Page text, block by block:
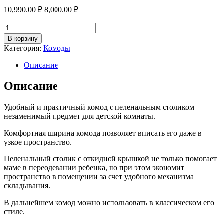
10,990.00₽ Первоначальная
составляла
10,990.00 ₽.
8,000.00 ₽Текущая
Количество
товара
Детский
комод
Compact
пеленальным
столиком
белый/
дуб
В корзину
Категория: Комоды
Описание
Описание
Удобный и практичный комод с пеленальным столиком
незаменимый предмет для детской комнаты.
Комфортная ширина комода позволяет вписать его даже в
узкое пространство.
Пеленальный столик с откидной крышкой не только помогает
маме в переодевании ребенка, но при этом экономит
пространство в помещении за счет удобного механизма
складывания.
В дальнейшем комод можно использовать в классическом его
стиле.